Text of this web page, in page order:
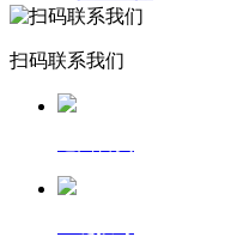
扫码联系我们